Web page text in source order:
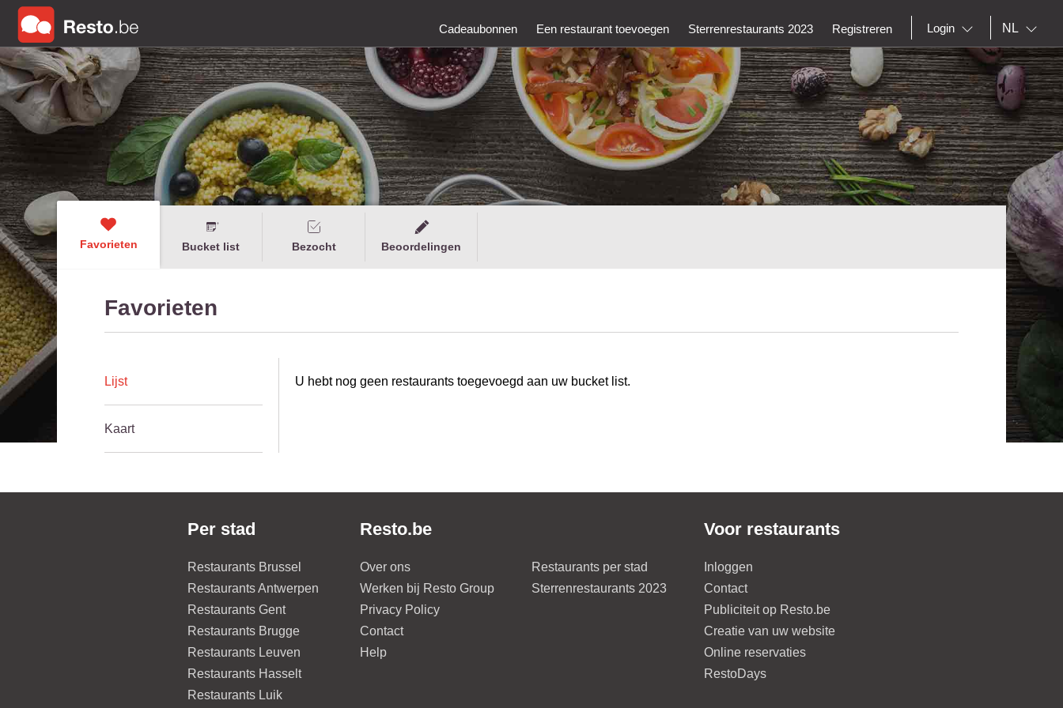
Cadeaubonnen Een restaurant toevoegen Sterrenrestaurants 2023 Registreren Login NL
Favorieten Bucket list Bezocht Beoordelingen
Favorieten
Lijst
Kaart
U hebt nog geen restaurants toegevoegd aan uw bucket list.
Per stad
Restaurants Brussel
Restaurants Antwerpen
Restaurants Gent
Restaurants Brugge
Restaurants Leuven
Restaurants Hasselt
Restaurants Luik
Resto.be
Over ons
Werken bij Resto Group
Privacy Policy
Contact
Help
Restaurants per stad
Sterrenrestaurants 2023
Voor restaurants
Inloggen
Contact
Publiciteit op Resto.be
Creatie van uw website
Online reservaties
RestoDays